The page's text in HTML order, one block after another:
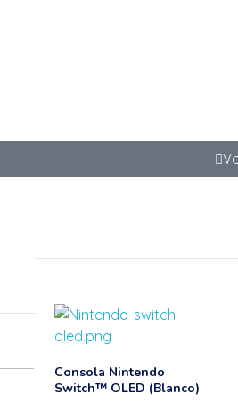
Consola Nintendo
Switch™ OLED (Blanco)